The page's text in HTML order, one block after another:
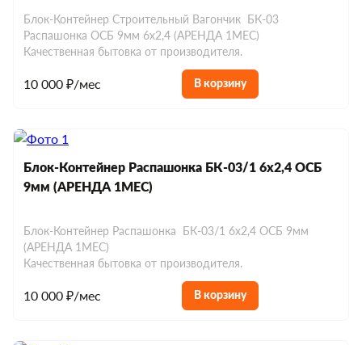
Хозблоки до 150 000 р.
Евробытовки из сэндвич-панелей
Блок-Контейнер Строительный Вагончик БК-03
Распашонка ОСБ 9мм 6х2,4 (АРЕНДА 1МЕС)
Качественная бытовка от производителя.
10 000 ₽/мес В корзину
Блок-Контейнер Распашонка БК-03/1 6х2,4 ОСБ
9мм (АРЕНДА 1МЕС)
Блок-Контейнер Распашонка БК-03/1 6х2,4 ОСБ 9мм
(АРЕНДА 1МЕС)
Качественная бытовка от производителя.
10 000 ₽/мес В корзину